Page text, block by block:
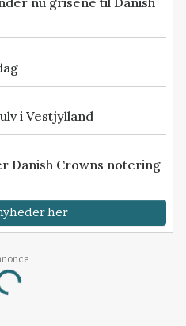
i Vestjylland
Danish Crowns notering
her